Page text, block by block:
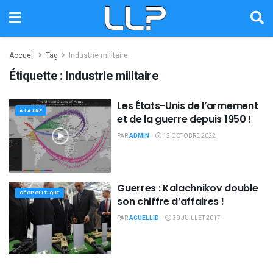
Accueil Tag Industrie militaire
Étiquette : Industrie militaire
À LA UNE
Les États-Unis de l’armement
et de la guerre depuis 1950 !
PARADMIN 12 OCTOBRE 2022
GÉOPOLITIQUE
Guerres : Kalachnikov double
son chiffre d’affaires !
PARAGUELLID 30 JUILLET 2017